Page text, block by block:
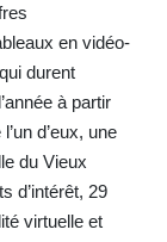
en vidéo-
durent
à partir
d’eux, une
du Vieux
d’intérêt, 29
virtuelle et